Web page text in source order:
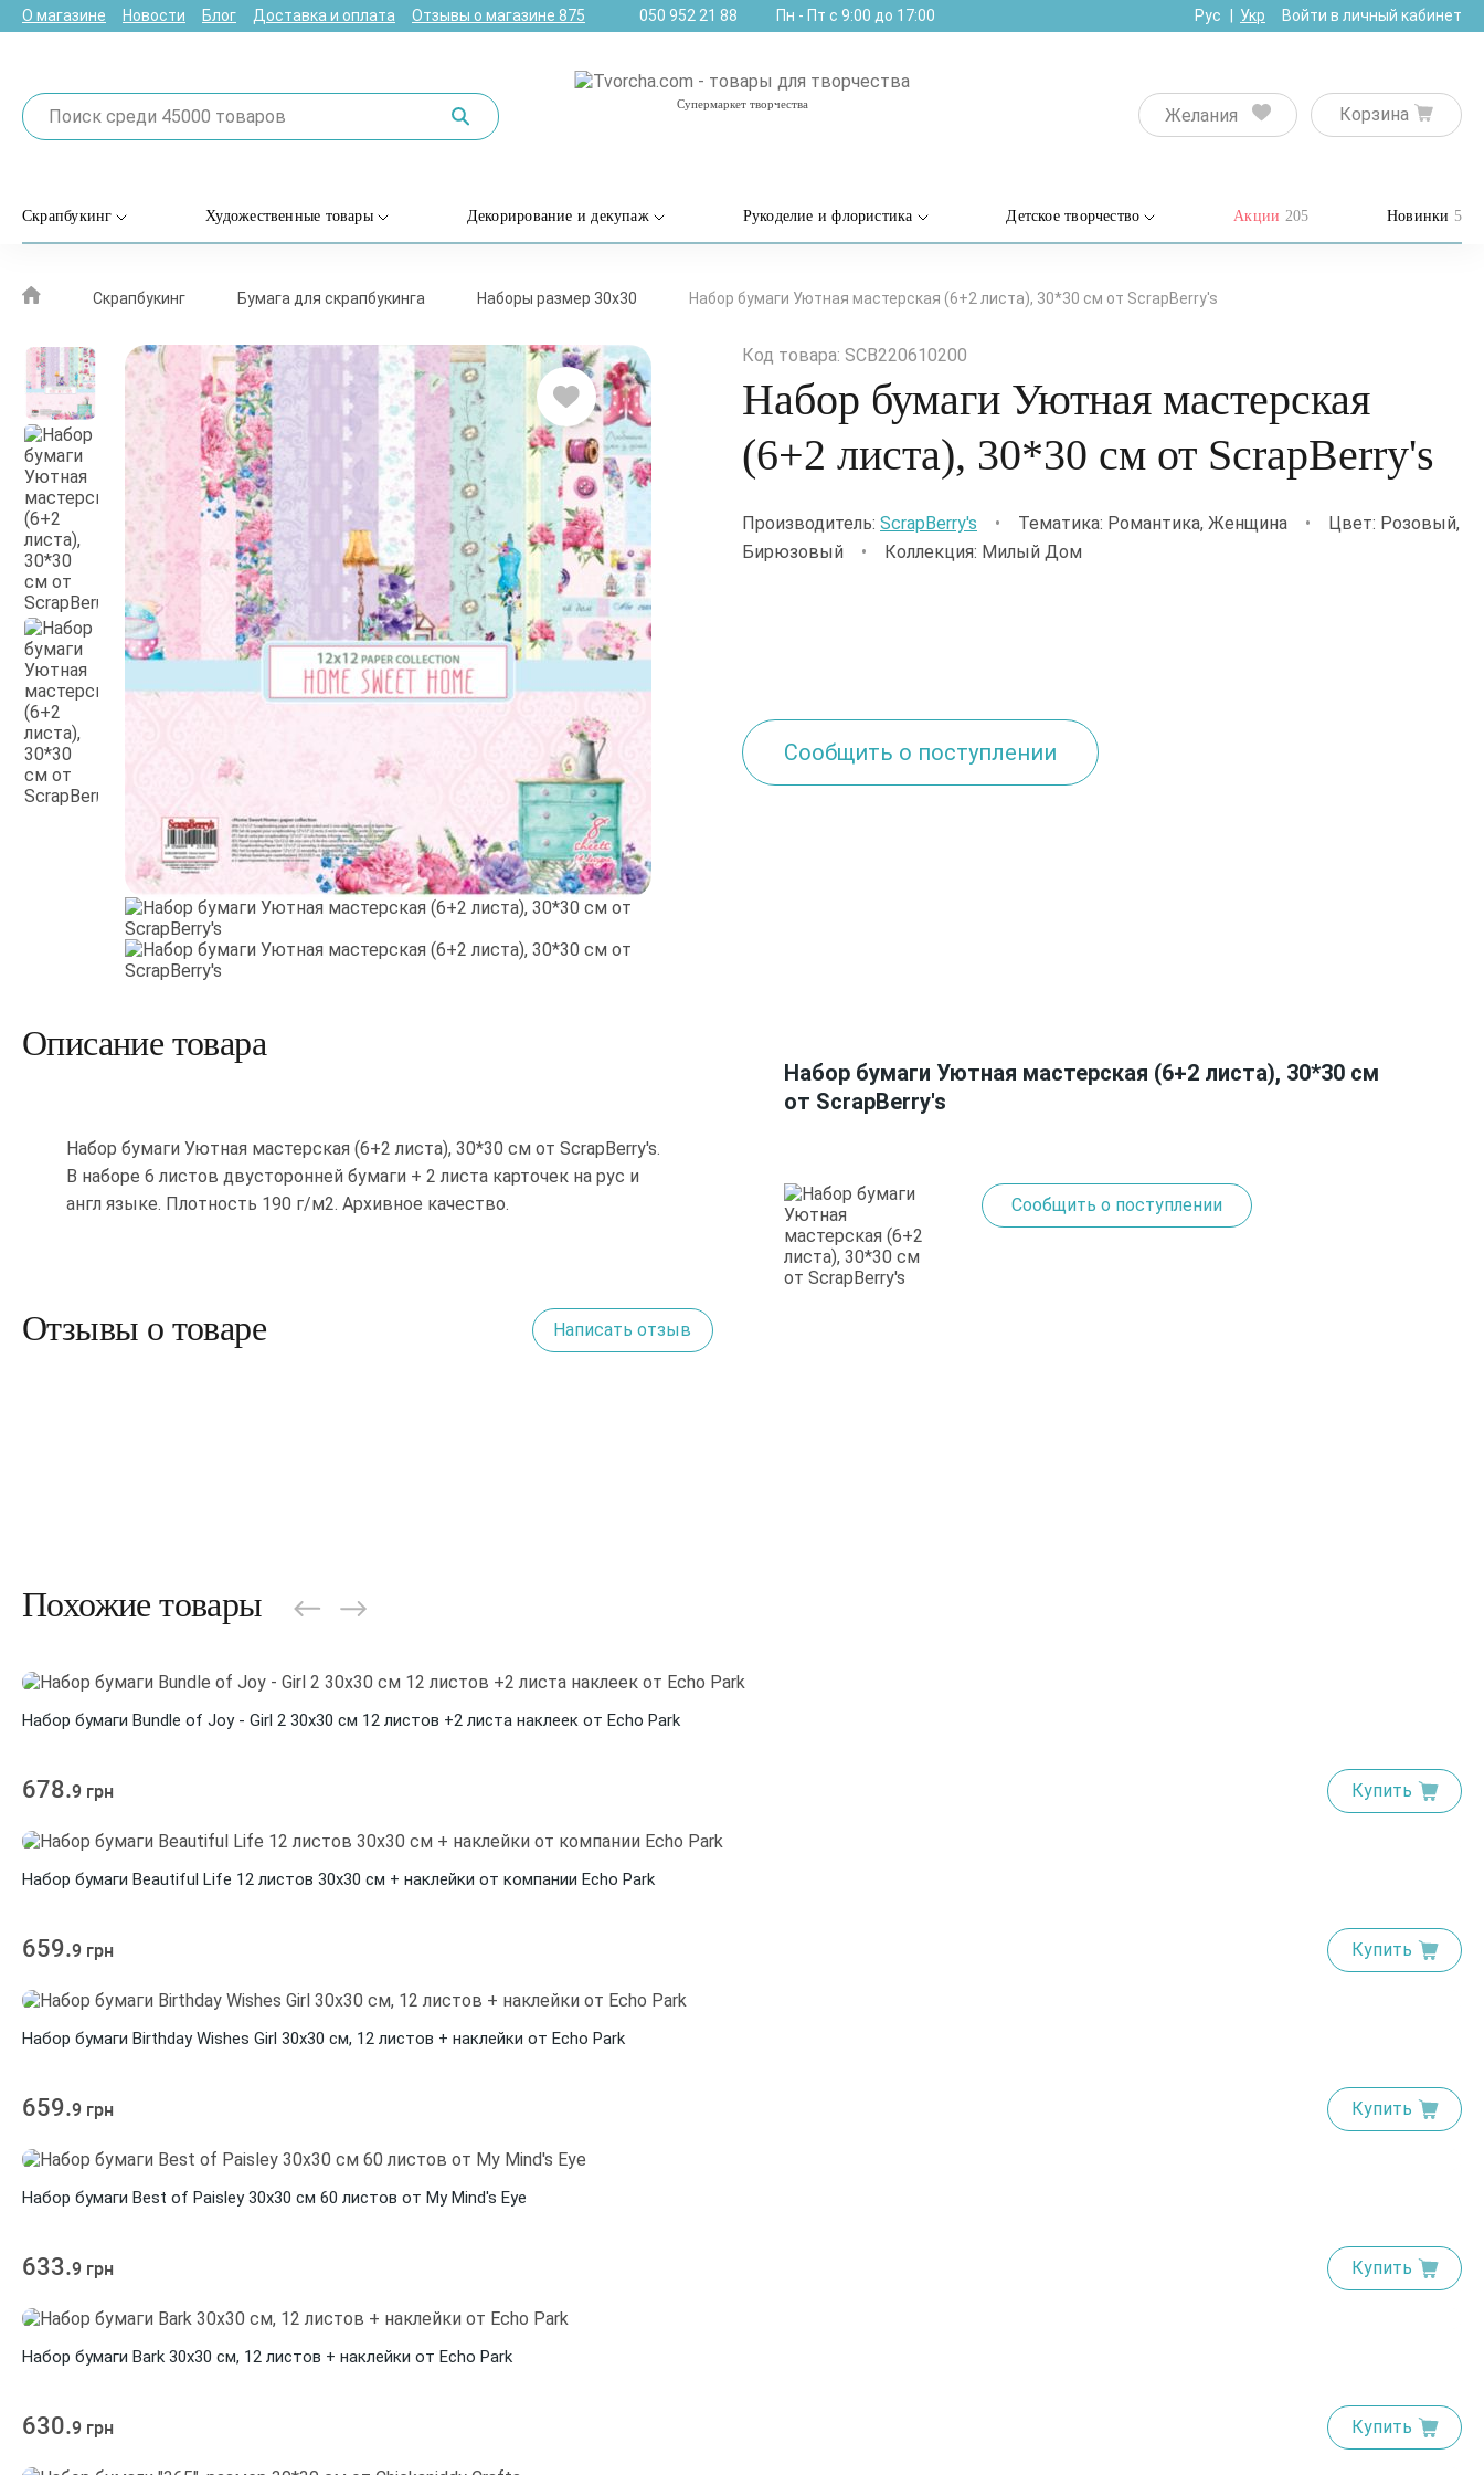
О магазине Новости Блог Доставка и оплата Отзывы о магазине 875 050 952 21 88 Пн - Пт с 9:00 до 17:00 Рус Укр Войти в личный кабинет
Супермаркет творчества
Желания Корзина
Скрапбукинг Художественные товары Декорирование и декупаж Рукоделие и флористика Детское творчество Акции 205 Новинки 5
Скрапбукинг Бумага для скрапбукинга Наборы размер 30х30 Набор бумаги Уютная мастерская (6+2 листа), 30*30 см от ScrapBerry's
Код товара: SCB220610200
Набор бумаги Уютная мастерская
(6+2 листа), 30*30 см от ScrapBerry's
Производитель: ScrapBerry's • Тематика: Романтика, Женщина •
Цвет: Розовый,
Бирюзовый
• Коллекция: Милый Дом
Сообщить о поступлении
Описание товара
Набор бумаги Уютная мастерская (6+2 листа), 30*30 см от ScrapBerry's.
В наборе 6 листов двусторонней бумаги + 2 листа карточек на рус и
англ языке. Плотность 190 г/м2. Архивное качество.
Отзывы о товаре Написать отзыв
Набор бумаги Уютная мастерская (6+2 листа), 30*30 см
от ScrapBerry's
Сообщить о поступлении
Похожие товары
Набор бумаги Bundle of Joy - Girl 2 30х30 см 12 листов +2 листа наклеек от Echo Park
678.9 грн Купить
Набор бумаги Beautiful Life 12 листов 30х30 см + наклейки от компании Echo Park
659.9 грн Купить
Набор бумаги Birthday Wishes Girl 30х30 см, 12 листов + наклейки от Echo Park
659.9 грн Купить
Набор бумаги Best of Paisley 30х30 см 60 листов от My Mind's Eye
633.9 грн Купить
Набор бумаги Bark 30х30 см, 12 листов + наклейки от Echo Park
630.9 грн Купить